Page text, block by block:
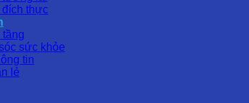
đích thực
sức khỏe
tin
lẻ